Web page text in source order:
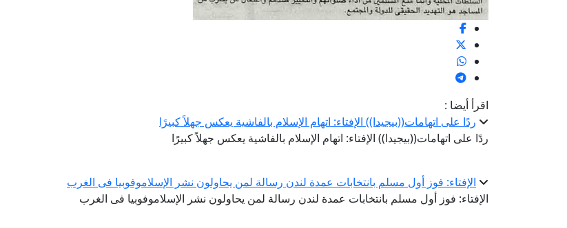
اقرأ أيضا :
ردًا على اتهامات((بيجيدا)) الإفتاء: اتهام الإسلام بالفاشية يعكس جهلاً كبيرًا
ردًا على اتهامات((بيجيدا)) الإفتاء: اتهام الإسلام بالفاشية يعكس جهلاً كبيرًا
الإفتاء: فوز أول مسلم بانتخابات عمدة لندن رسالة لمن يحاولون نشر الإسلاموفوبيا فى الغرب
الإفتاء: فوز أول مسلم بانتخابات عمدة لندن رسالة لمن يحاولون نشر الإسلاموفوبيا فى الغرب